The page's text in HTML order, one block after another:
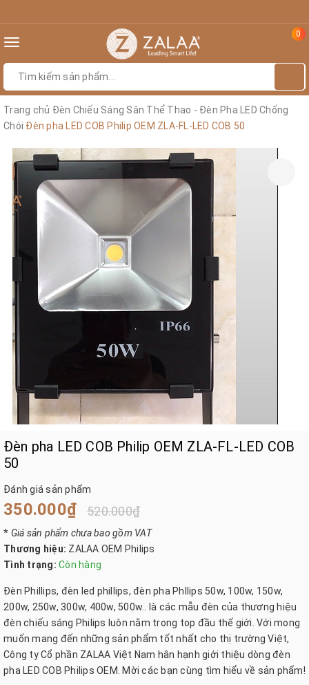
Toggle
0
Trang chủ Đèn Chiếu Sáng Sân Thể Thao - Đèn Pha LED Chống
Chói Đèn pha LED COB Philip OEM ZLA-FL-LED COB 50
Đèn pha LED COB Philip OEM ZLA-FL-LED COB
50
Đánh giá sản phẩm
350.000₫ 520.000₫
* Giá sản phẩm chưa bao gồm VAT
Thương hiệu: ZALAA OEM Philips
Tình trạng: Còn hàng
Đèn Phillips, đèn led phillips, đèn pha Phllips 50w, 100w, 150w,
200w, 250w, 300w, 400w, 500w.. là các mẫu đèn của thương hiệu
đèn chiếu sáng Philips luôn nằm trong top đầu thế giới. Với mong
muốn mang đến những sản phẩm tốt nhất cho thị trường Việt,
Công ty Cổ phần ZALAA Việt Nam hân hạnh giới thiệu dòng đèn
pha LED COB Philips OEM. Mời các bạn cùng tìm hiểu về sản phẩm!